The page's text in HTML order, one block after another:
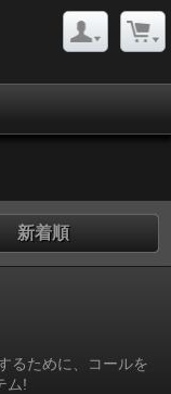
新着順
るために、コールを
ム!